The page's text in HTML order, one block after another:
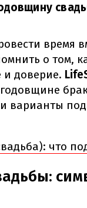
время
о том,
доверие.
варианты
что